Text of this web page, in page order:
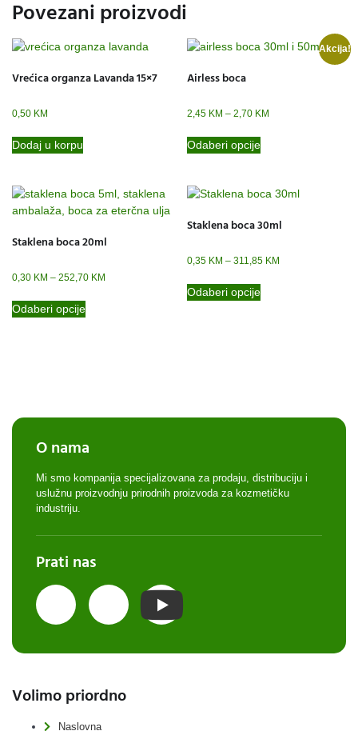
Povezani proizvodi
Vrećica organza Lavanda 15×7
0,50 KM
Dodaj u korpu
Akcija!
Airless boca
2,45 KM – 2,70 KM
Odaberi opcije
Staklena boca 20ml
0,30 KM – 252,70 KM
Odaberi opcije
Staklena boca 30ml
0,35 KM – 311,85 KM
Odaberi opcije
O nama
Mi smo kompanija specijalizovana za prodaju, distribuciju i
uslužnu proizvodnju prirodnih proizvoda za kozmetičku
industriju.
Prati nas
Volimo priordno
Naslovna